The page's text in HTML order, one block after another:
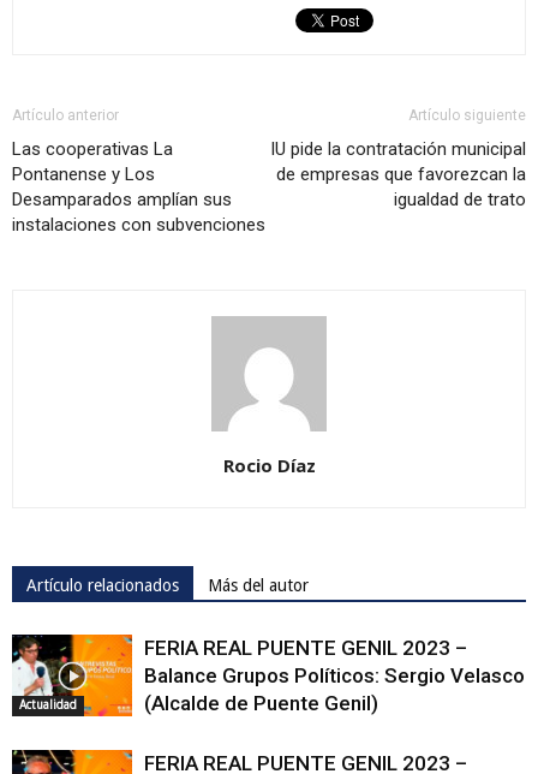
Artículo anterior
Las cooperativas La
Pontanense y Los
Desamparados amplían sus
instalaciones con subvenciones
Artículo siguiente
IU pide la contratación municipal
de empresas que favorezcan la
igualdad de trato
Rocio Díaz
Artículo relacionados Más del autor
Actualidad
FERIA REAL PUENTE GENIL 2023 –
Balance Grupos Políticos: Sergio Velasco
(Alcalde de Puente Genil)
FERIA REAL PUENTE GENIL 2023 –